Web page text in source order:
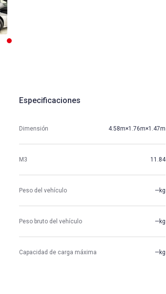
Especificaciones
Dimensión 4.58m×1.76m×1.47m
M3 11.84
Peso del vehículo —kg
Peso bruto del vehículo —kg
Capacidad de carga máxima —kg